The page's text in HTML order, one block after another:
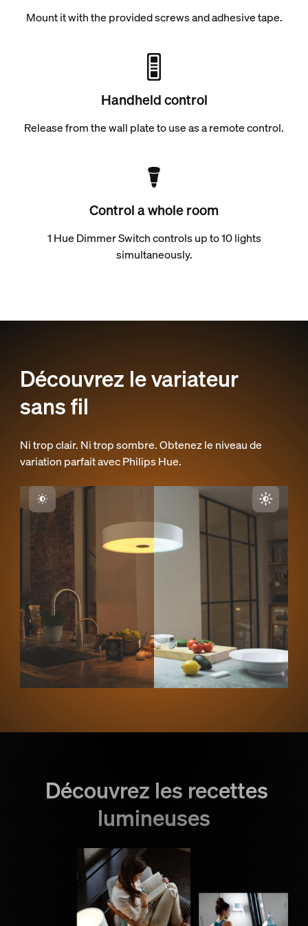
Mount it with the provided screws and adhesive tape.
Handheld control
Release from the wall plate to use as a remote control.
Control a whole room
1 Hue Dimmer Switch controls up to 10 lights
simultaneously.
Découvrez le variateur
sans fil
Ni trop clair. Ni trop sombre. Obtenez le niveau de
variation parfait avec Philips Hue.
Découvrez les recettes
lumineuses